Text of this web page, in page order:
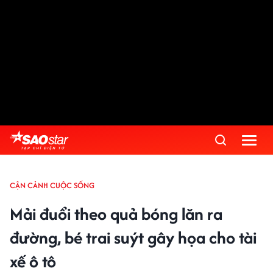
CẬN CẢNH CUỘC SỐNG
Mải đuổi theo quả bóng lăn ra
đường, bé trai suýt gây họa cho tài
xế ô tô